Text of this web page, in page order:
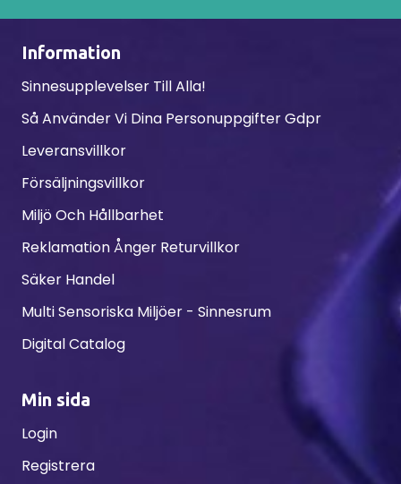
Information
Sinnesupplevelser Till Alla!
Så Använder Vi Dina Personuppgifter Gdpr
Leveransvillkor
Försäljningsvillkor
Miljö Och Hållbarhet
Reklamation Ånger Returvillkor
Säker Handel
Multi Sensoriska Miljöer - Sinnesrum
Digital Catalog
Min sida
Login
Registrera